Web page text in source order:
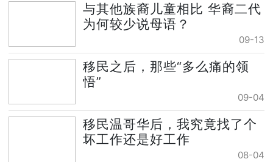
与其他族裔儿童相比 华裔二代
为何较少说母语？
09-13
移民之后，那些“多么痛的领
悟”
09-04
移民温哥华后，我究竟找了个
坏工作还是好工作
08-04